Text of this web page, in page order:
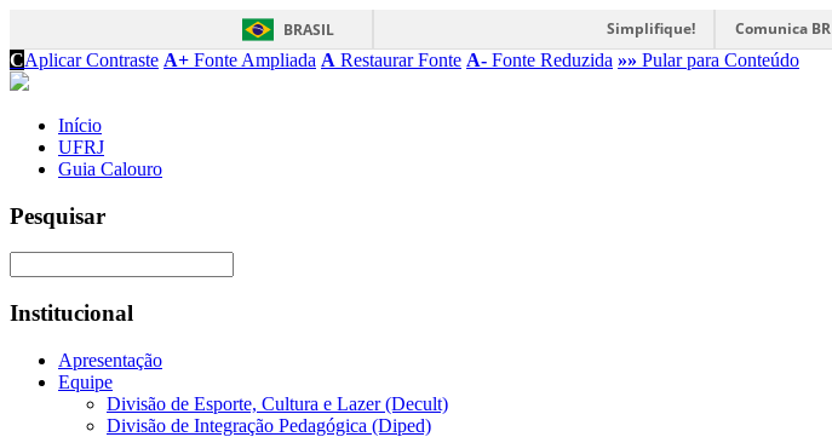
BRASIL Simplifique! Comunica BR
CAplicar Contraste A+ Fonte Ampliada A Restaurar Fonte A- Fonte Reduzida »» Pular para Conteúdo
Início
UFRJ
Guia Calouro
Pesquisar
Institucional
Apresentação
Equipe
Divisão de Esporte, Cultura e Lazer (Decult)
Divisão de Integração Pedagógica (Diped)